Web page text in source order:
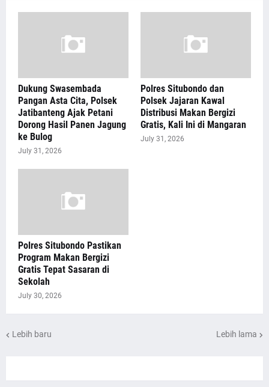
Dukung Swasembada
Pangan Asta Cita, Polsek
Jatibanteng Ajak Petani
Dorong Hasil Panen Jagung
ke Bulog
July 31, 2026
Polres Situbondo dan
Polsek Jajaran Kawal
Distribusi Makan Bergizi
Gratis, Kali Ini di Mangaran
July 31, 2026
Polres Situbondo Pastikan
Program Makan Bergizi
Gratis Tepat Sasaran di
Sekolah
July 30, 2026
Lebih baru Lebih lama